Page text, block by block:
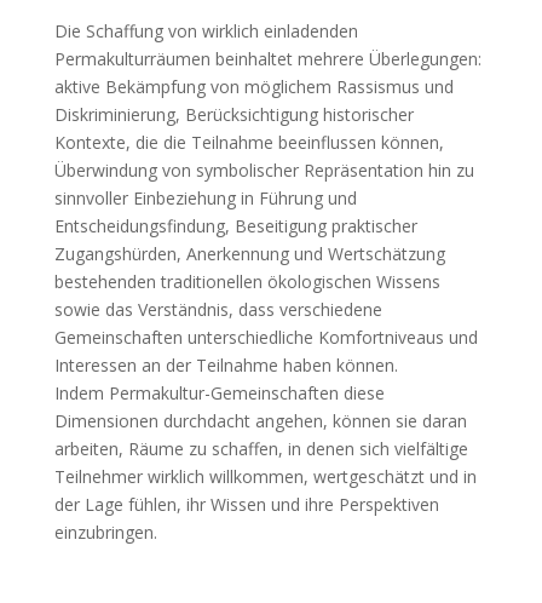
Die Schaffung von wirklich einladenden
Permakulturräumen beinhaltet mehrere Überlegungen:
aktive Bekämpfung von möglichem Rassismus und
Diskriminierung, Berücksichtigung historischer
Kontexte, die die Teilnahme beeinflussen können,
Überwindung von symbolischer Repräsentation hin zu
sinnvoller Einbeziehung in Führung und
Entscheidungsfindung, Beseitigung praktischer
Zugangshürden, Anerkennung und Wertschätzung
bestehenden traditionellen ökologischen Wissens
sowie das Verständnis, dass verschiedene
Gemeinschaften unterschiedliche Komfortniveaus und
Interessen an der Teilnahme haben können.
Indem Permakultur-Gemeinschaften diese
Dimensionen durchdacht angehen, können sie daran
arbeiten, Räume zu schaffen, in denen sich vielfältige
Teilnehmer wirklich willkommen, wertgeschätzt und in
der Lage fühlen, ihr Wissen und ihre Perspektiven
einzubringen.